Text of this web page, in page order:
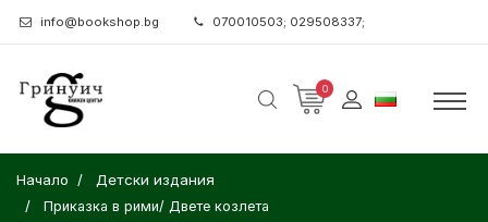
info@bookshop.bg 070010503; 029508337;
0
Начало Детски издания
Приказка в рими/ Двете козлета